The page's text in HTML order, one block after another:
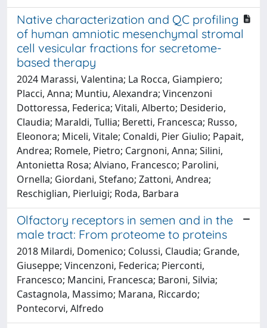
Native characterization and QC profiling
of human amniotic mesenchymal stromal
cell vesicular fractions for secretome-
based therapy
2024 Marassi, Valentina; La Rocca, Giampiero;
Placci, Anna; Muntiu, Alexandra; Vincenzoni
Dottoressa, Federica; Vitali, Alberto; Desiderio,
Claudia; Maraldi, Tullia; Beretti, Francesca; Russo,
Eleonora; Miceli, Vitale; Conaldi, Pier Giulio; Papait,
Andrea; Romele, Pietro; Cargnoni, Anna; Silini,
Antonietta Rosa; Alviano, Francesco; Parolini,
Ornella; Giordani, Stefano; Zattoni, Andrea;
Reschiglian, Pierluigi; Roda, Barbara
Olfactory receptors in semen and in the
male tract: From proteome to proteins
2018 Milardi, Domenico; Colussi, Claudia; Grande,
Giuseppe; Vincenzoni, Federica; Pierconti,
Francesco; Mancini, Francesca; Baroni, Silvia;
Castagnola, Massimo; Marana, Riccardo;
Pontecorvi, Alfredo